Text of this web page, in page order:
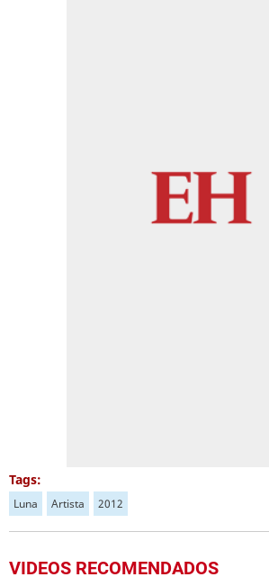
Tags:
Luna Artista 2012
VIDEOS RECOMENDADOS